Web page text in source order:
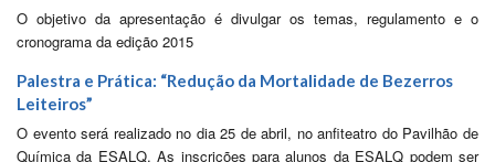
O objetivo da apresentação é divulgar os temas, regulamento e o
cronograma da edição 2015
Palestra e Prática: “Redução da Mortalidade de Bezerros
Leiteiros”
O evento será realizado no dia 25 de abril, no anfiteatro do Pavilhão de
Química da ESALQ. As inscrições para alunos da ESALQ podem ser